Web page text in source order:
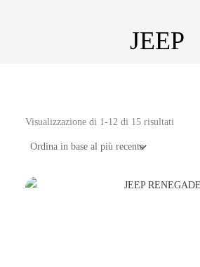
JEEP
Visualizzazione di 1-12 di 15 risultati
al
più
recente